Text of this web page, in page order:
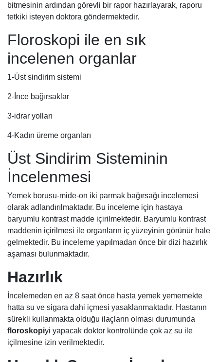
bitmesinin ardından görevli bir rapor hazırlayarak, raporu
tetkiki isteyen doktora göndermektedir.
Floroskopi ile en sık
incelenen organlar
1-Üst sindirim sistemi
2-İnce bağırsaklar
3-idrar yolları
4-Kadın üreme organları
Üst Sindirim Sisteminin
İncelenmesi
Yemek borusu-mide-on iki parmak bağırsağı incelemesi
olarak adlandırılmaktadır. Bu inceleme için hastaya
baryumlu kontrast madde içirilmektedir. Baryumlu kontrast
maddenin içirilmesi ile organların iç yüzeyinin görünür hale
gelmektedir. Bu inceleme yapılmadan önce bir dizi hazırlık
aşaması bulunmaktadır.
Hazırlık
İncelemeden en az 8 saat önce hasta yemek yememekte
hatta su ve sigara dahi içmesi yasaklanmaktadır. Hastanın
sürekli kullanmakta olduğu ilaçların olması durumunda
floroskopiyi yapacak doktor kontrolünde çok az su ile
içilmesine izin verilmektedir.